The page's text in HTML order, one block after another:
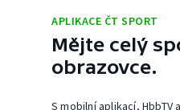
APLIKACE ČT SPORT
Mějte celý
obrazovce.
S mobilní aplikací,